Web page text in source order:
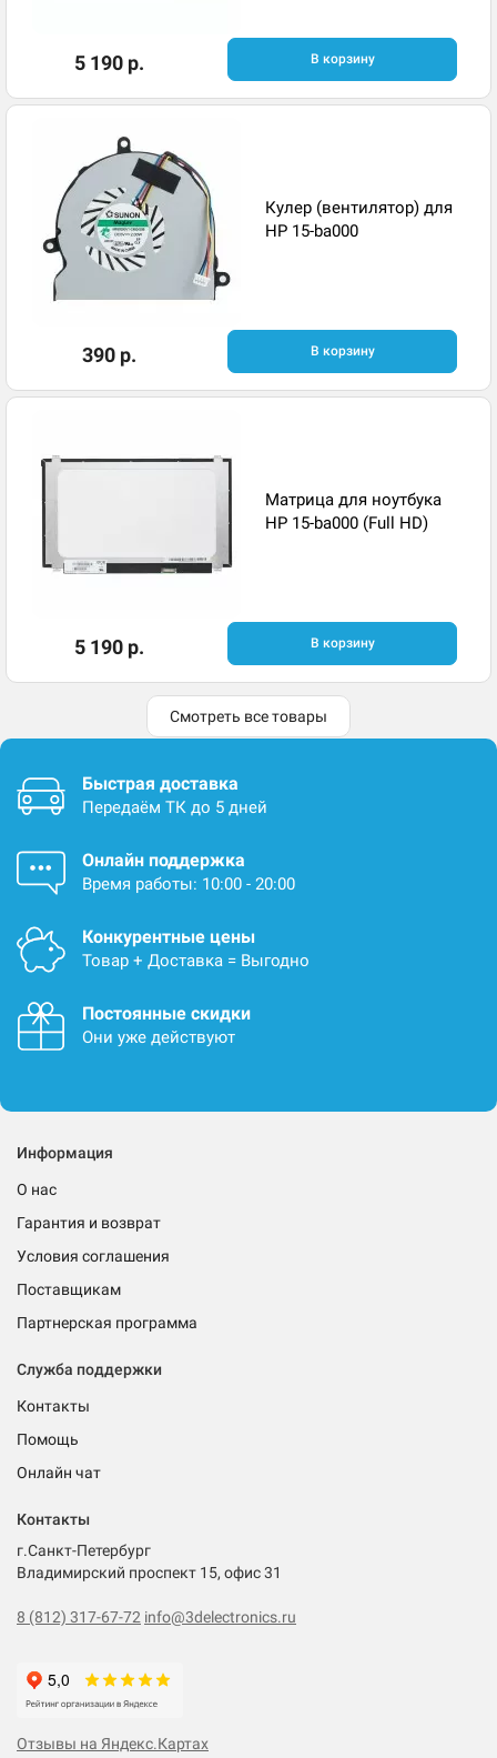
5 190 р. В корзину
Кулер (вентилятор) для
HP 15-ba000
390 р. В корзину
Матрица для ноутбука
HP 15-ba000 (Full HD)
5 190 р. В корзину
Смотреть все товары
Быстрая доставка
Передаём ТК до 5 дней
Онлайн поддержка
Время работы: 10:00 - 20:00
Конкурентные цены
Товар + Доставка = Выгодно
Постоянные скидки
Они уже действуют
Информация
О нас
Гарантия и возврат
Условия соглашения
Поставщикам
Партнерская программа
Служба поддержки
Контакты
Помощь
Онлайн чат
Контакты
г.Санкт-Петербург
Владимирский проспект 15, офис 31
8 (812) 317-67-72 info@3delectronics.ru
Отзывы на Яндекс.Картах